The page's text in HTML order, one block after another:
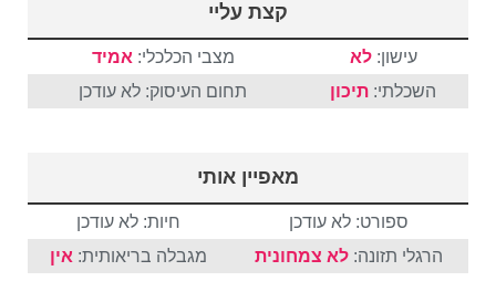
קצת עליי
עישון:לא מצבי הכלכלי: אמיד
השכלתי: תיכון תחום העיסוק: לא עודכן
מאפיין אותי
ספורט: לא עודכן
חיות: לא עודכן
הרגלי תזונה: לא צמחונית מגבלה בריאותית: אין